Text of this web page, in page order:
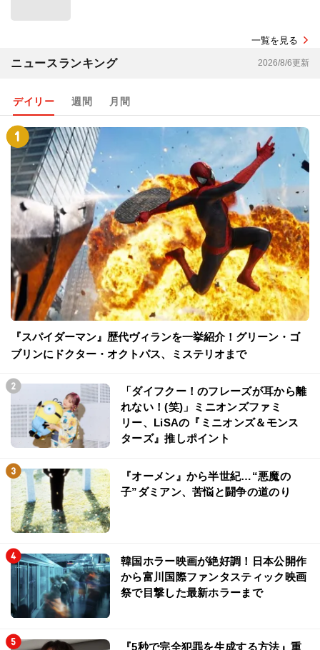
一覧を見る
ニュースランキング 2026/8/6更新
デイリー 週間 月間
『スパイダーマン』歴代ヴィランを一挙紹介！グリーン・ゴ
ブリンにドクター・オクトパス、ミステリオまで
「ダイフクー！のフレーズが耳から離
れない！(笑)」ミニオンズファミ
リー、LiSAの『ミニオンズ＆モンス
ターズ』推しポイント
『オーメン』から半世紀…“悪魔の
子”ダミアン、苦悩と闘争の道のり
韓国ホラー映画が絶好調！日本公開作
から富川国際ファンタスティック映画
祭で目撃した最新ホラーまで
『5秒で完全犯罪を生成する方法』重